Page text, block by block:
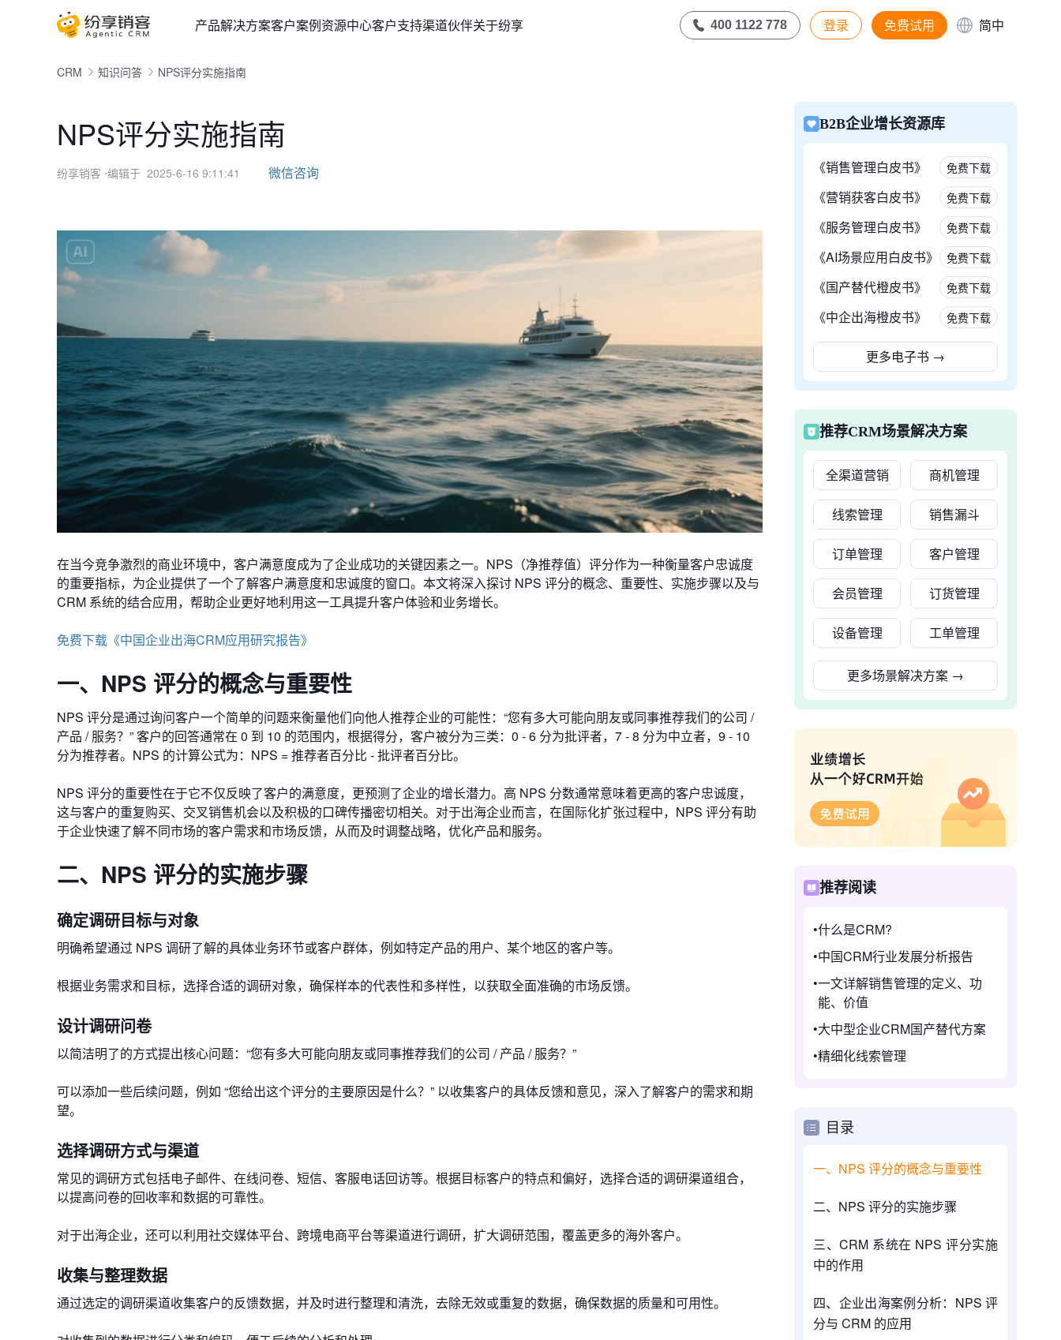
产品解决方案客户案例资源中心客户支持渠道伙伴关于纷享 400 1122 778 登录 免费试用 简中
CRM 知识问答 NPS评分实施指南
NPS评分实施指南
纷享销客 ⋅编辑于 2025-6-16 9:11:41 微信咨询
在当今竞争激烈的商业环境中，客户满意度成为了企业成功的关键因素之一。NPS（净推荐值）评分作为一种衡量客户忠诚度
的重要指标，为企业提供了一个了解客户满意度和忠诚度的窗口。本文将深入探讨 NPS 评分的概念、重要性、实施步骤以及与
CRM 系统的结合应用，帮助企业更好地利用这一工具提升客户体验和业务增长。
免费下载《中国企业出海CRM应用研究报告》
一、NPS 评分的概念与重要性
NPS 评分是通过询问客户一个简单的问题来衡量他们向他人推荐企业的可能性：“您有多大可能向朋友或同事推荐我们的公司 /
产品 / 服务？” 客户的回答通常在 0 到 10 的范围内，根据得分，客户被分为三类：0 - 6 分为批评者，7 - 8 分为中立者，9 - 10
分为推荐者。NPS 的计算公式为：NPS = 推荐者百分比 - 批评者百分比。
NPS 评分的重要性在于它不仅反映了客户的满意度，更预测了企业的增长潜力。高 NPS 分数通常意味着更高的客户忠诚度，
这与客户的重复购买、交叉销售机会以及积极的口碑传播密切相关。对于出海企业而言，在国际化扩张过程中，NPS 评分有助
于企业快速了解不同市场的客户需求和市场反馈，从而及时调整战略，优化产品和服务。
二、NPS 评分的实施步骤
确定调研目标与对象
明确希望通过 NPS 调研了解的具体业务环节或客户群体，例如特定产品的用户、某个地区的客户等。
根据业务需求和目标，选择合适的调研对象，确保样本的代表性和多样性，以获取全面准确的市场反馈。
设计调研问卷
以简洁明了的方式提出核心问题：“您有多大可能向朋友或同事推荐我们的公司 / 产品 / 服务？”
可以添加一些后续问题，例如 “您给出这个评分的主要原因是什么？” 以收集客户的具体反馈和意见，深入了解客户的需求和期
望。
选择调研方式与渠道
常见的调研方式包括电子邮件、在线问卷、短信、客服电话回访等。根据目标客户的特点和偏好，选择合适的调研渠道组合，
以提高问卷的回收率和数据的可靠性。
对于出海企业，还可以利用社交媒体平台、跨境电商平台等渠道进行调研，扩大调研范围，覆盖更多的海外客户。
收集与整理数据
通过选定的调研渠道收集客户的反馈数据，并及时进行整理和清洗，去除无效或重复的数据，确保数据的质量和可用性。
B2B企业增长资源库
《销售管理白皮书》 免费下载
《营销获客白皮书》 免费下载
《服务管理白皮书》 免费下载
《AI场景应用白皮书》 免费下载
《国产替代橙皮书》 免费下载
《中企出海橙皮书》 免费下载
更多电子书 →
推荐CRM场景解决方案
全渠道营销 商机管理
线索管理 销售漏斗
订单管理 客户管理
会员管理 订货管理
设备管理 工单管理
更多场景解决方案 →
推荐阅读
什么是CRM?
中国CRM行业发展分析报告
一文详解销售管理的定义、功
能、价值
大中型企业CRM国产替代方案
精细化线索管理
目录
一、NPS 评分的概念与重要性
二、NPS 评分的实施步骤
三、CRM 系统在 NPS 评分实施
中的作用
四、企业出海案例分析：NPS 评
分与 CRM 的应用